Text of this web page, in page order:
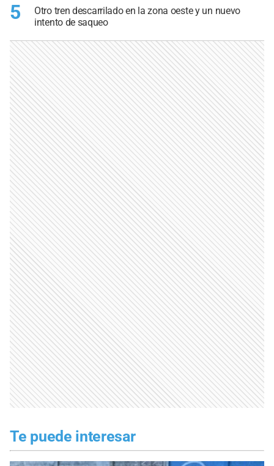
5
Otro tren descarrilado en la zona oeste y un nuevo
intento de saqueo
Te puede interesar